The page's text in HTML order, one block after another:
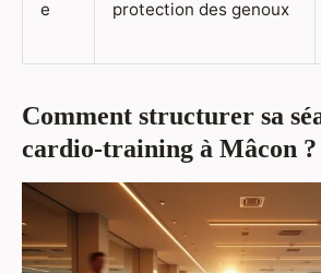
e protection des genoux
Comment structurer sa
cardio-training à Mâcon ?